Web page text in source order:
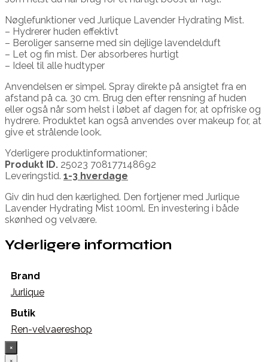
Nøglefunktioner ved Jurlique Lavender Hydrating Mist.
– Hydrerer huden effektivt
– Beroliger sanserne med sin dejlige lavendelduft
– Let og fin mist. Der absorberes hurtigt
– Ideel til alle hudtyper
Anvendelsen er simpel. Spray direkte på ansigtet fra en
afstand på ca. 30 cm. Brug den efter rensning af huden
eller også når som helst i løbet af dagen for, at opfriske og
hydrere. Produktet kan også anvendes over makeup for, at
give et strålende look.
Yderligere produktinformationer;
Produkt ID. 25023 708177148692
Leveringstid. 1-3 hverdage
Giv din hud den kærlighed. Den fortjener med Jurlique
Lavender Hydrating Mist 100ml. En investering i både
skønhed og velvære.
Yderligere information
Brand
Jurlique
Butik
Ren-velvaereshop
×